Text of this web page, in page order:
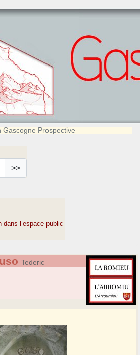
Gascogne Prospective
>>
l’espace public
Tederic